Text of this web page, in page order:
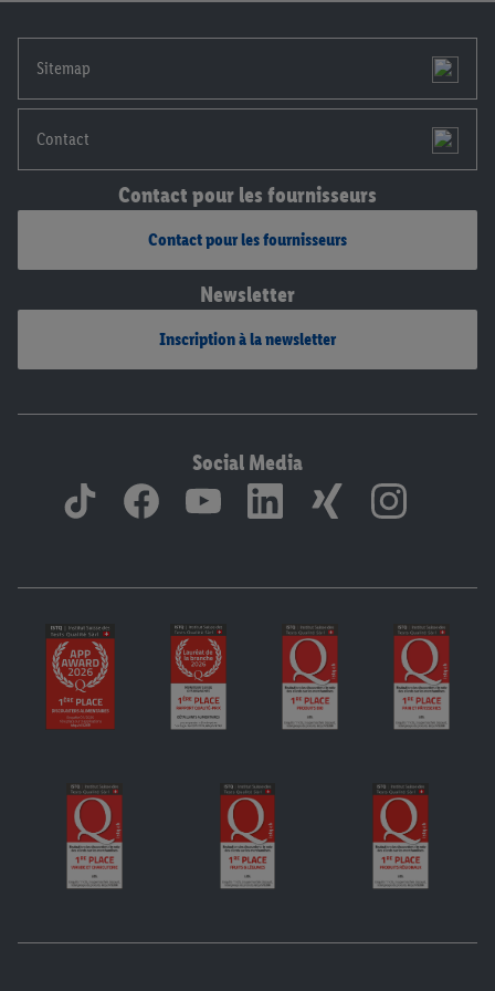
Sitemap
Contact
Contact pour les fournisseurs
Contact pour les fournisseurs
Newsletter
Inscription à la newsletter
Social Media